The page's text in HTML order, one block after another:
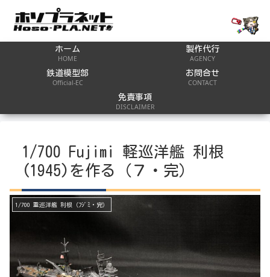
ホーム
HOME
製作代行
AGENCY
鉄道模型部
Official-EC
お問合せ
CONTACT
免責事項
DISCLAIMER
1/700 Fujimi 軽巡洋艦 利根
(1945)を作る（７・完）
1/700 重巡洋艦 利根（ﾌｼﾞﾐ・完）